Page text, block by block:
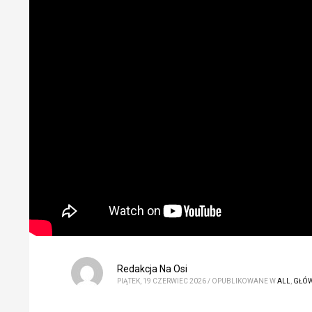
Redakcja Na Osi
PIĄTEK, 19 CZERWIEC 2026 / OPUBLIKOWANE WALL